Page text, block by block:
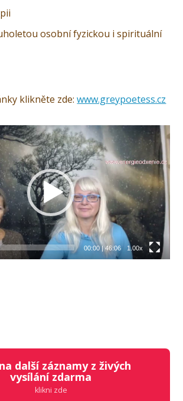
osobní fyzickou i spirituální
klikněte zde:www.greypoetess.cz
00:00|46:06 1.00x
další záznamy z živých
vysílání zdarma
klikni zde